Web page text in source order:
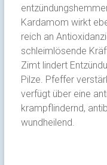
Kardamom wirkt
reich an
schleimlösende
Zimt lindert
Pilze. Pfeffer
verfügt über eine
krampflindernd,
wundheilend.